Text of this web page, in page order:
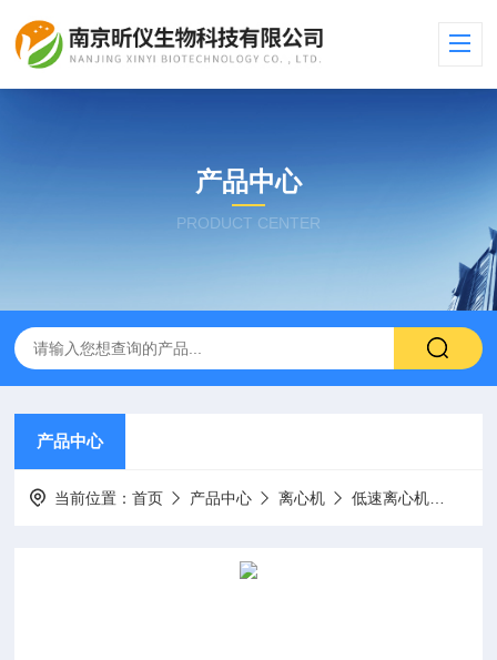
产品中心
PRODUCT CENTER
产品中心
当前位置：首页 产品中心 离心机 低速离心机